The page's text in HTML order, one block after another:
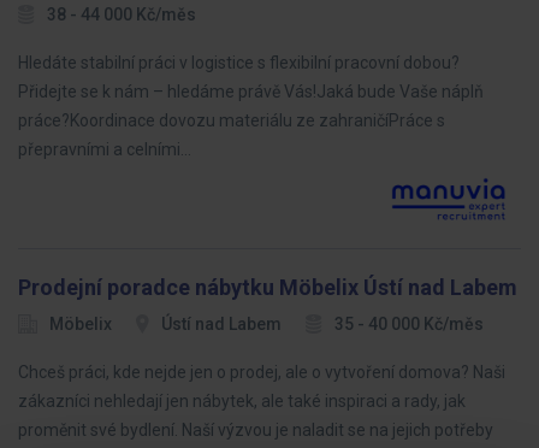
38 - 44 000 Kč/měs
Hledáte stabilní práci v logistice s flexibilní pracovní dobou?
Přidejte se k nám – hledáme právě Vás!Jaká bude Vaše náplň
práce?Koordinace dovozu materiálu ze zahraničíPráce s
přepravními a celními…
Prodejní poradce nábytku Möbelix Ústí nad Labem
Möbelix Ústí nad Labem 35 - 40 000 Kč/měs
Chceš práci, kde nejde jen o prodej, ale o vytvoření domova? Naši
zákazníci nehledají jen nábytek, ale také inspiraci a rady, jak
proměnit své bydlení. Naší výzvou je naladit se na jejich potřeby